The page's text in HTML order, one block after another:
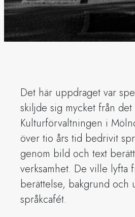
Det här uppdraget var
skiljde sig mycket från det
Kulturförvaltningen i
över tio års tid bedrivit
genom bild och text
verksamhet. De ville lyfta
berättelse, bakgrund och
språkcafét.